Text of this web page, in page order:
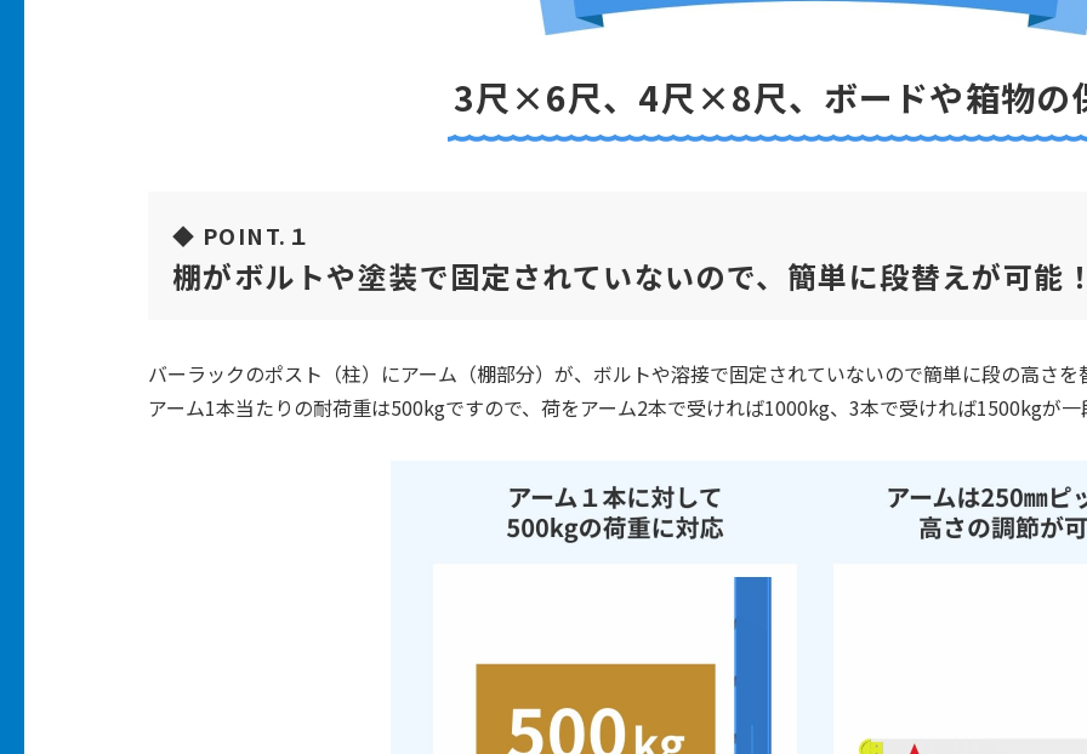
3尺×6尺、4尺×8尺、 ボードや箱物の
◆ POINT.１
棚がボルトや塗装で固定されていないので、簡単に段替えが可能
バーラックのポスト（柱）にアーム（棚部分）が、ボルトや溶接で固定されていないので簡単に段の高さを
アーム1本当たりの耐荷重は500kgですので、荷をアーム2本で受ければ1000kg、3本で受ければ1500kgが